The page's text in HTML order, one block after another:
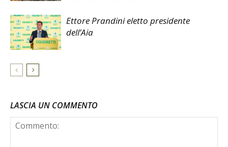
Ettore Prandini eletto presidente
dell’Aia
LASCIA UN COMMENTO